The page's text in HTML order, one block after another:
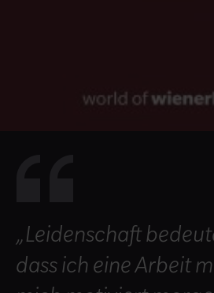
„Leidenschaft
dass ich eine Arbeit